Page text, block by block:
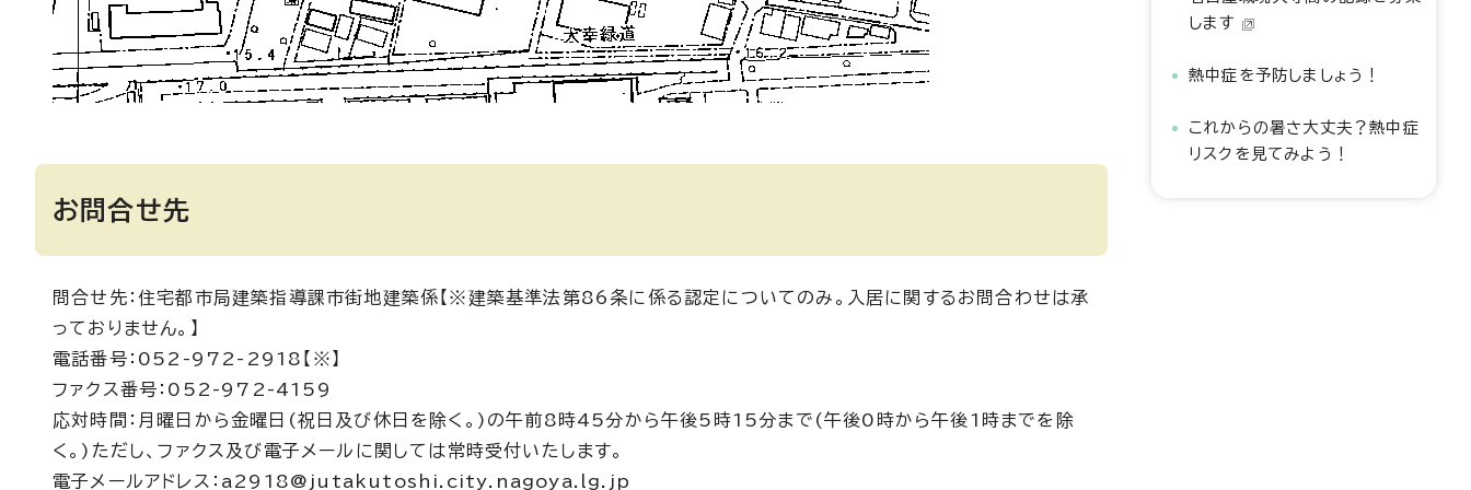
お問合せ先
問合せ先：住宅都市局建築指導課市街地建築係【※建築基準法第86条に係る認定についてのみ。入居に関するお問合わせは承
っておりません。】
電話番号：052-972-2918【※】
ファクス番号：052-972-4159
応対時間：月曜日から金曜日(祝日及び休日を除く。)の午前8時45分から午後5時15分まで(午後0時から午後1時までを除
く。)ただし、ファクス及び電子メールに関しては常時受付いたします。
電子メールアドレス：a2918@jutakutoshi.city.nagoya.lg.jp
します
熱中症を予防しましょう！
これからの暑さ大丈夫？熱中症
リスクを見てみよう！